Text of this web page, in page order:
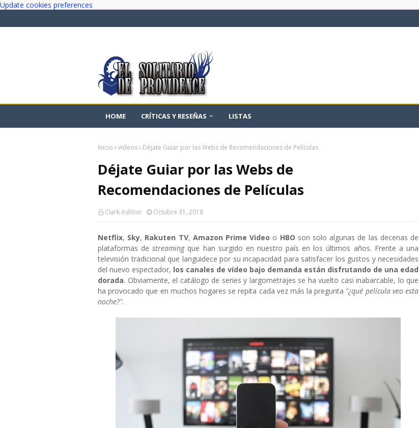
Update cookies preferences
HOME CRÍTICAS Y RESEÑAS LISTAS
Inicio videos Déjate Guiar por las Webs de Recomendaciones de Películas
Déjate Guiar por las Webs de
Recomendaciones de Películas
Clark Ashton Octubre 31, 2018
Netflix, Sky, Rakuten TV, Amazon Prime Video o HBO son solo algunas de las decenas de
plataformas destreaming que han surgido en nuestro país en los últimos años. Frente a una
televisión tradicional que languidece por su incapacidad para satisfacer los gustos y necesidades
del nuevo espectador, los canales de vídeo bajo demanda están disfrutando de una edad
dorada. Obviamente, el catálogo de series y largometrajes se ha vuelto casi inabarcable, lo que
ha provocado que en muchos hogares se repita cada vez más la pregunta "¿qué película veo esta
noche?".